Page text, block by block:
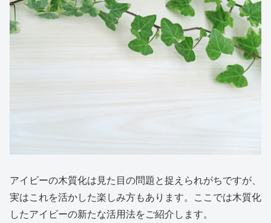
アイビーの木質化は見た目の問題と捉えられがちですが、
実はこれを活かした楽しみ方もあります。ここでは木質化
したアイビーの新たな活用法をご紹介します。